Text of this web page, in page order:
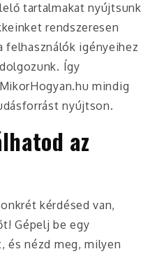
tartalmakat nyújtsunk
rendszeresen
felhasználók igényeihez
Így
mindig
nyújtson.
az
kérdésed van,
Gépelj be egy
és nézd meg, milyen